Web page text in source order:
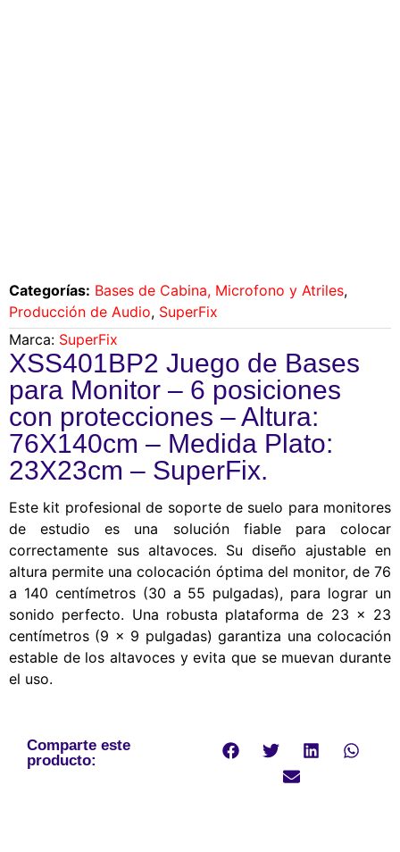
Categorías: Bases de Cabina, Microfono y Atriles,
Producción de Audio, SuperFix
Marca: SuperFix
XSS401BP2 Juego de Bases
para Monitor – 6 posiciones
con protecciones – Altura:
76X140cm – Medida Plato:
23X23cm – SuperFix.
Este kit profesional de soporte de suelo para monitores
de estudio es una solución fiable para colocar
correctamente sus altavoces. Su diseño ajustable en
altura permite una colocación óptima del monitor, de 76
a 140 centímetros (30 a 55 pulgadas), para lograr un
sonido perfecto. Una robusta plataforma de 23 x 23
centímetros (9 x 9 pulgadas) garantiza una colocación
estable de los altavoces y evita que se muevan durante
el uso.
Comparte este
producto: